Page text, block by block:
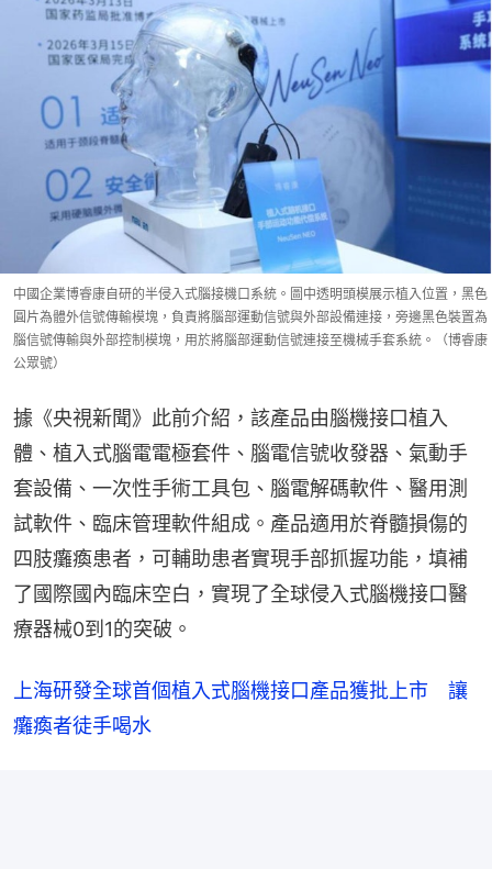
中國企業博睿康自研的半侵入式腦接機口系統。圖中透明頭模展示植入位置，黑色
圓片為體外信號傳輸模塊，負責將腦部運動信號與外部設備連接，旁邊黑色裝置為
腦信號傳輸與外部控制模塊，用於將腦部運動信號連接至機械手套系統。（博睿康
公眾號）
據《央視新聞》此前介紹，該產品由腦機接口植入
體、植入式腦電電極套件、腦電信號收發器、氣動手
套設備、一次性手術工具包、腦電解碼軟件、醫用測
試軟件、臨床管理軟件組成。產品適用於脊髓損傷的
四肢癱瘓患者，可輔助患者實現手部抓握功能，填補
了國際國內臨床空白，實現了全球侵入式腦機接口醫
療器械0到1的突破。
上海研發全球首個植入式腦機接口產品獲批上市　讓
癱瘓者徒手喝水